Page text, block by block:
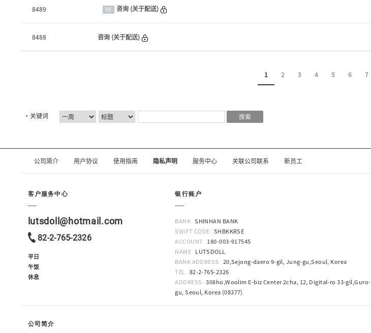
8489 咨询 (关于配送)
8488 咨询 (关于配送)
1 2 3 4 5 6 7
搜索
公司简介 用户协议 使用指南 隐私声明 服务中心 关联公司联系 新员工
客户服务中心
lutsdoll@hotmail.com
82-2-765-2326
平日
午饭
休息
银行账户
BANK SHINHAN BANK
SWIFT CODE SHBKKRSE
ACCOUNT 180-003-917545
NAME LUTSDOLL
BANK ADDRESS 20,Sejong-daero 9-gil, Jung-gu,Seoul, Korea
TEL 82-2-765-2326
ADDRESS 308ho,Woolim E-biz Center 2cha, 12, Digital-ro 33-gil,Guro-
gu, Seoul, Korea (08377)
公司简介